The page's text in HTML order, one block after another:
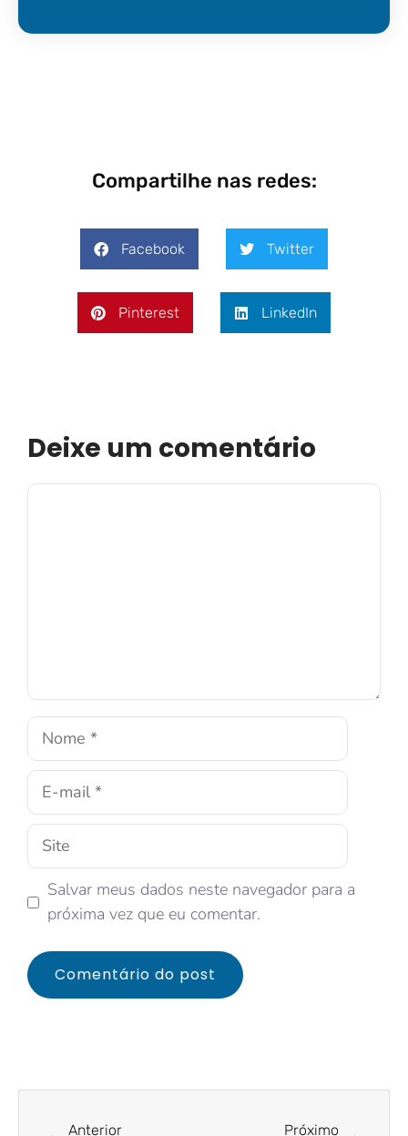
Compartilhe nas redes:
Facebook Twitter
Pinterest LinkedIn
Deixe um comentário
Salvar meus dados neste navegador para a
próxima vez que eu comentar.
Anterior Próximo